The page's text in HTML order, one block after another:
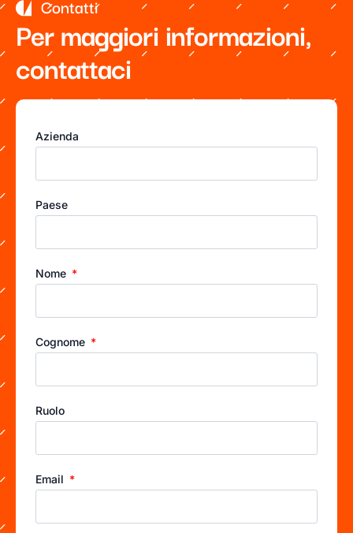
Contatti
Per maggiori informazioni,
contattaci
Azienda
Paese
Nome
Cognome
Ruolo
Email